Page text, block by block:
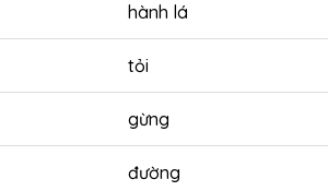
hành lá
tỏi
gừng
đường